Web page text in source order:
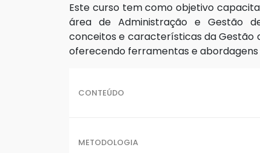
Este curso tem como objetivo
área de Administração e Gestão
conceitos e características da Gestão
oferecendo ferramentas e abordagens
CONTEÚDO
METODOLOGIA